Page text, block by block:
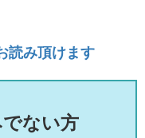
読み頂けます
ない方